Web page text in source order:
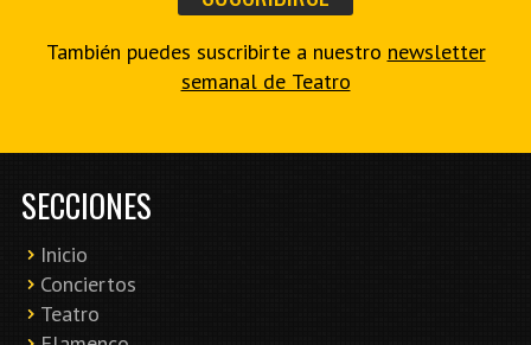
También puedes suscribirte a nuestro newsletter
semanal de Teatro
SECCIONES
Inicio
Conciertos
Teatro